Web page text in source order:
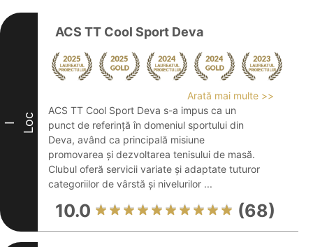
I Loc
ACS TT Cool Sport Deva
Arată mai multe >>
ACS TT Cool Sport Deva s-a impus ca un
punct de referință în domeniul sportului din
Deva, având ca principală misiune
promovarea și dezvoltarea tenisului de masă.
Clubul oferă servicii variate și adaptate tuturor
categoriilor de vârstă și nivelurilor ...
10.0 (68)